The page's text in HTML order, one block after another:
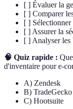
[ ] Évaluer la
[ ] Comparer
[ ]
[ ] Assurer la
[ ] Analyser les
🧠 Quiz rapide :
d'inventaire pour e-
A) Zendesk
B) TradeGecko
C) Hootsuite